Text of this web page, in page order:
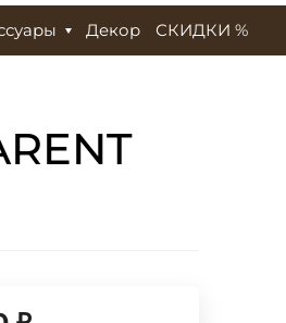
Декор СКИДКИ %